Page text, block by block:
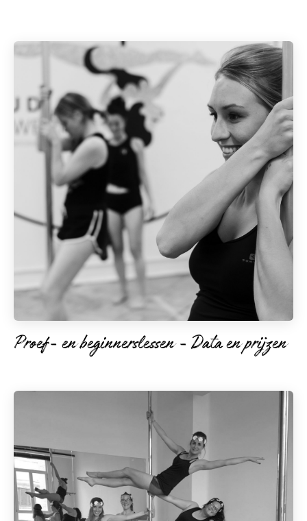
Proef- en beginnerslessen - Data en prijzen